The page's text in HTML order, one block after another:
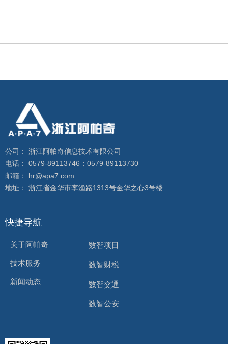
公司： 浙江阿帕奇信息技术有限公司
电话： 0579-89113746；0579-89113730
邮箱： hr@apa7.com
地址： 浙江省金华市李渔路1313号金华之心3号楼
关于阿帕奇
技术服务
新闻动态
数智项目
数智财税
数智交通
数智公安
快捷导航